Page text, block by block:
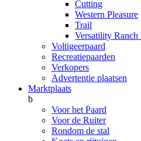
Cutting
Western Pleasure
Trail
Versatility Ranch
Voltigeerpaard
Recreatiepaarden
Verkopers
Advertentie plaatsen
Marktplaats
b
Voor het Paard
Voor de Ruiter
Rondom de stal